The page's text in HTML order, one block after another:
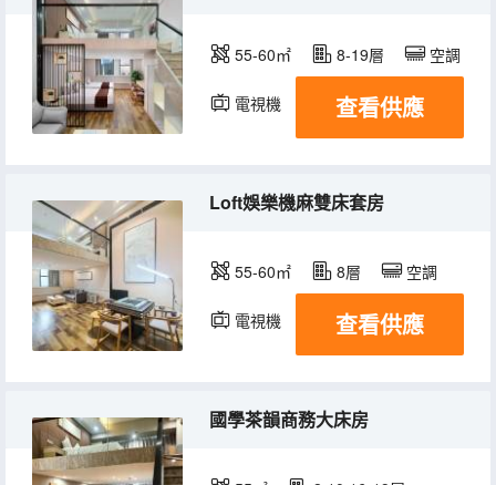
55-60㎡ 8-19層 空調
電視機 查看供應
Loft娛樂機麻雙床套房
55-60㎡ 8層 空調
電視機 查看供應
國學茶韻商務大床房